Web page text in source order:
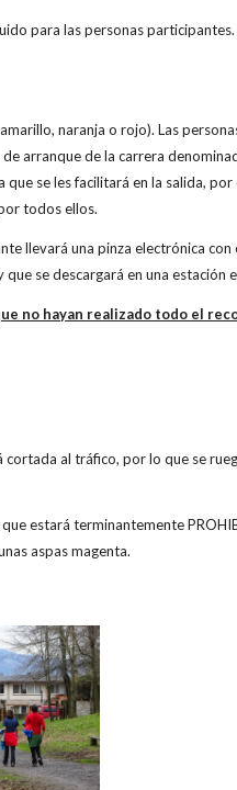
para las personas participantes.
naranja o rojo). Las
arranque de la carrera
se les facilitará en la salida,
todos ellos.
llevará una pinza electrónica con
se descargará en una estación
no hayan realizado todo el
al tráfico, por lo que se
estará terminantemente
aspas magenta.